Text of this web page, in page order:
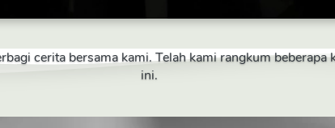
cerita bersama kami. Telah kami rangkum
ini.